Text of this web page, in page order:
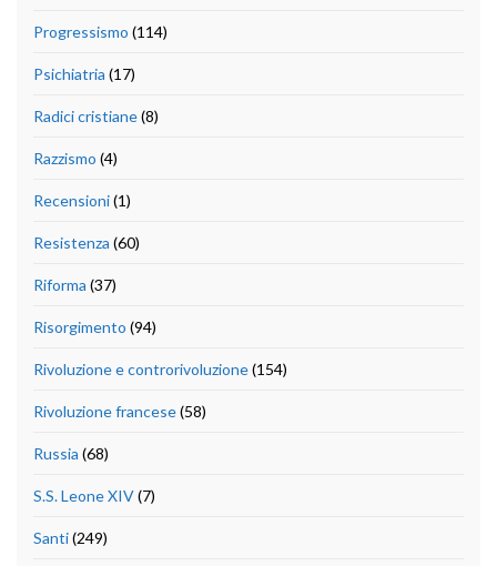
Progressismo (114)
Psichiatria (17)
Radici cristiane(8)
Razzismo (4)
Recensioni(1)
Resistenza (60)
Riforma (37)
Risorgimento (94)
Rivoluzione e controrivoluzione(154)
Rivoluzione francese(58)
Russia (68)
S.S. Leone XIV(7)
Santi(249)